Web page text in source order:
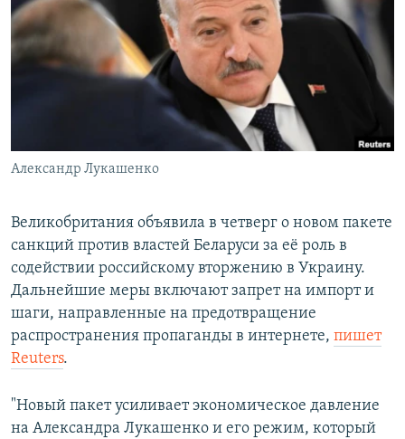
РАСПИСАНИЕ ВЕЩАНИЯ
ПОДПИШИТЕСЬ НА РАССЫЛКУ
Все сайты РСЕ/РС
Александр Лукашенко
Великобритания объявила в четверг о новом пакете
санкций против властей Беларуси за её роль в
содействии российскому вторжению в Украину.
Дальнейшие меры включают запрет на импорт и
шаги, направленные на предотвращение
распространения пропаганды в интернете, пишет
Reuters.
"Новый пакет усиливает экономическое давление
на Александра Лукашенко и его режим, который